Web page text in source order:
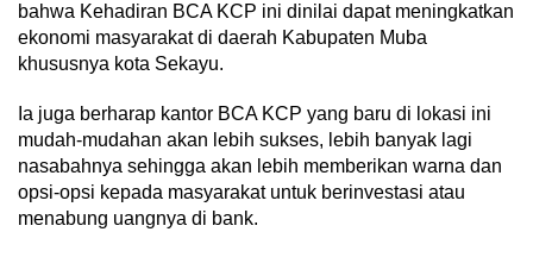
bahwa Kehadiran BCA KCP ini dinilai dapat meningkatkan
ekonomi masyarakat di daerah Kabupaten Muba
khususnya kota Sekayu.
Ia juga berharap kantor BCA KCP yang baru di lokasi ini
mudah-mudahan akan lebih sukses, lebih banyak lagi
nasabahnya sehingga akan lebih memberikan warna dan
opsi-opsi kepada masyarakat untuk berinvestasi atau
menabung uangnya di bank.